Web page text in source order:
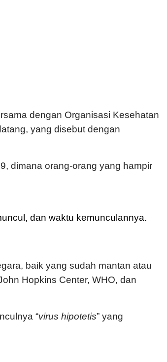
dengan Organisasi Kesehatan
yang disebut dengan
dimana orang-orang yang hampir
dan waktu kemunculannya.
baik yang sudah mantan atau
Hopkins Center, WHO, dan
“virus hipotetis” yang